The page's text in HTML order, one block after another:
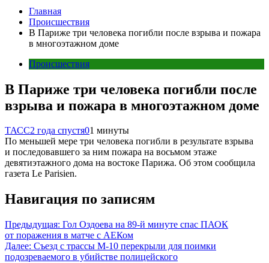
Главная
Происшествия
В Париже три человека погибли после взрыва и пожара
в многоэтажном доме
Происшествия
В Париже три человека погибли после
взрыва и пожара в многоэтажном доме
ТАСС2 года спустя01 минуты
По меньшей мере три человека погибли в результате взрыва
и последовавшего за ним пожара на восьмом этаже
девятиэтажного дома на востоке Парижа. Об этом сообщила
газета Le Parisien.
Навигация по записям
Предыдущая: Гол Оздоева на 89-й минуте спас ПАОК
от поражения в матче с АЕКом
Далее: Съезд с трассы М-10 перекрыли для поимки
подозреваемого в убийстве полицейского